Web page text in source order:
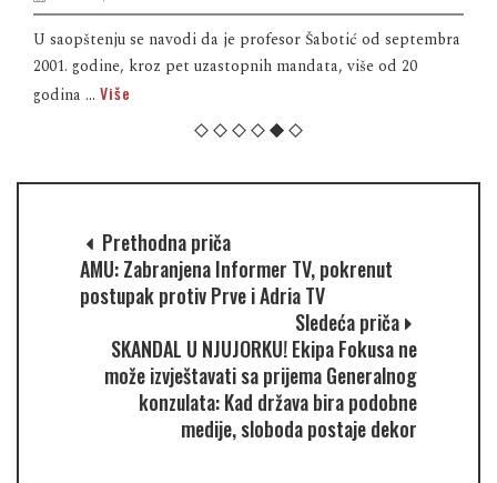
U saopštenju se navodi da je profesor Šabotić od septembra
2001. godine, kroz pet uzastopnih mandata, više od 20
godina ... Više
Prethodna priča
AMU: Zabranjena Informer TV, pokrenut
postupak protiv Prve i Adria TV
Sledeća priča
SKANDAL U NJUJORKU! Ekipa Fokusa ne
može izvještavati sa prijema Generalnog
konzulata: Kad država bira podobne
medije, sloboda postaje dekor